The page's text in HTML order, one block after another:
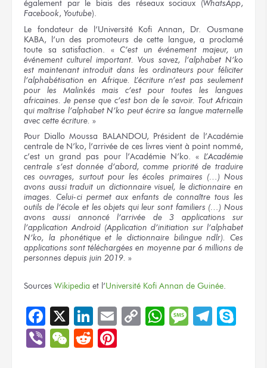
également par le biais des réseaux sociaux (WhatsApp,
Facebook, Youtube).
Le fondateur de l’Université Kofi Annan, Dr. Ousmane
KABA, l’un des promoteurs de cette langue, a proclamé
toute sa satisfaction. « C’est un événement majeur, un
événement culturel important. Vous savez, l’alphabet N’ko
est maintenant introduit dans les ordinateurs pour féliciter
l’alphabétisation en Afrique. L’écriture n’est pas seulement
pour les Malinkés mais c’est pour toutes les langues
africaines. Je pense que c’est bon de le savoir. Tout Africain
qui maîtrise l’alphabet N’ko peut écrire sa langue maternelle
avec cette écriture. »
Pour Diallo Moussa BALANDOU, Président de l’Académie
centrale de N’ko, l’arrivée de ces livres vient à point nommé,
c’est un grand pas pour l’Académie N’ko. « L’Académie
centrale s’est donnée d’abord, comme priorité de traduire
ces ouvrages, surtout pour les écoles primaires (…) Nous
avons aussi traduit un dictionnaire visuel, le dictionnaire en
images. Celui-ci permet aux enfants de connaître tous les
outils de l’école et les objets qui leur sont familiers (…) Nous
avons aussi annoncé l’arrivée de 3 applications sur
l’application Android (Application d’initiation sur l’alphabet
N’ko, la phonétique et le dictionnaire bilingue ndlr). Ces
applications sont téléchargées en moyenne par 6 millions de
personnes depuis juin 2019. »
Sources Wikipedia et l’Université Kofi Annan de Guinée.
Facebook
X LinkedIn
EmailCopyWhatsApp
Message
ViberWeChat
Reddit